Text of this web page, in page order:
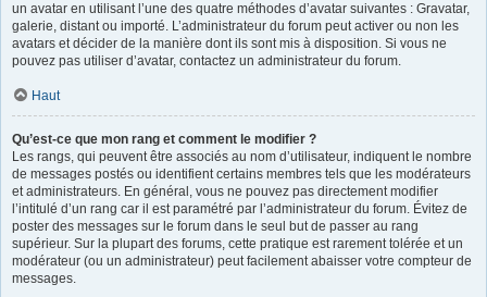
un avatar en utilisant l’une des quatre méthodes d’avatar suivantes : Gravatar,
galerie, distant ou importé. L’administrateur du forum peut activer ou non les
avatars et décider de la manière dont ils sont mis à disposition. Si vous ne
pouvez pas utiliser d’avatar, contactez un administrateur du forum.
Haut
Qu’est-ce que mon rang et comment le modifier ?
Les rangs, qui peuvent être associés au nom d’utilisateur, indiquent le nombre
de messages postés ou identifient certains membres tels que les modérateurs
et administrateurs. En général, vous ne pouvez pas directement modifier
l’intitulé d’un rang car il est paramétré par l’administrateur du forum. Évitez de
poster des messages sur le forum dans le seul but de passer au rang
supérieur. Sur la plupart des forums, cette pratique est rarement tolérée et un
modérateur (ou un administrateur) peut facilement abaisser votre compteur de
messages.